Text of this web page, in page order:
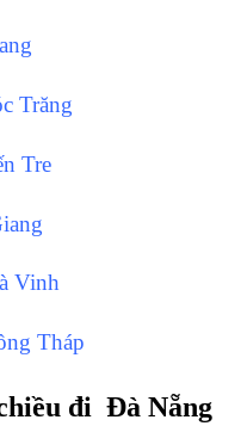
Trăng
Tre
Vinh
Tháp
đi Đà Nẵng